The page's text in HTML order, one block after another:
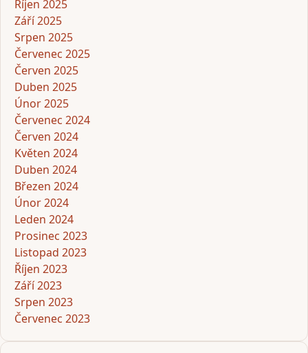
Říjen 2025
Září 2025
Srpen 2025
Červenec 2025
Červen 2025
Duben 2025
Únor 2025
Červenec 2024
Červen 2024
Květen 2024
Duben 2024
Březen 2024
Únor 2024
Leden 2024
Prosinec 2023
Listopad 2023
Říjen 2023
Září 2023
Srpen 2023
Červenec 2023